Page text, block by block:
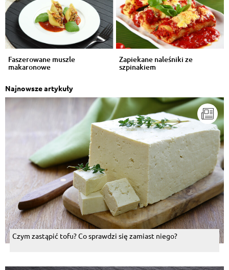
Faszerowane muszle
makaronowe
Zapiekane naleśniki ze
szpinakiem
Najnowsze artykuły
Czym zastąpić tofu? Co sprawdzi się zamiast niego?